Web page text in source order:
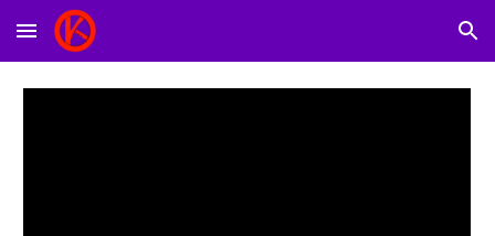
Skip to main content Skip to navigation